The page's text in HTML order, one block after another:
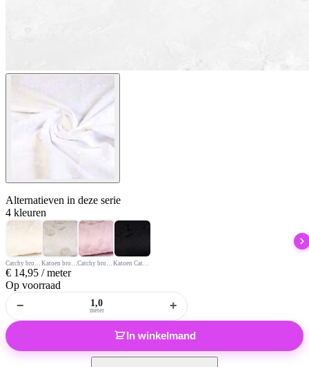
Alternatieven in deze serie
4 kleuren
€ 14,95 / meter
Op voorraad
− meter +
In winkelmand